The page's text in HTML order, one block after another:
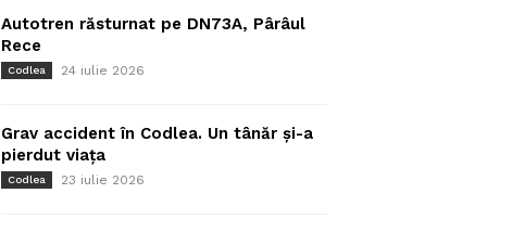
Autotren răsturnat pe DN73A, Pârâul
Rece
Codlea 24 iulie 2026
Grav accident în Codlea. Un tânăr și-a
pierdut viața
Codlea 23 iulie 2026